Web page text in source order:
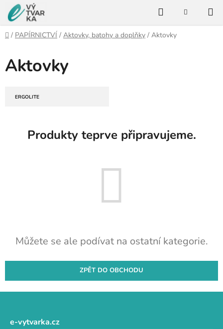
Přejít
na
obsah
HledatNÁKUPNÍ
Domů
/ PAPÍRNICTVÍ / Aktovky, batohy a doplňky / Aktovky
Aktovky
ERGOLITE
Produkty teprve připravujeme.
Můžete se ale podívat na ostatní kategorie.
ZPĚT DO OBCHODU
e-vytvarka.cz